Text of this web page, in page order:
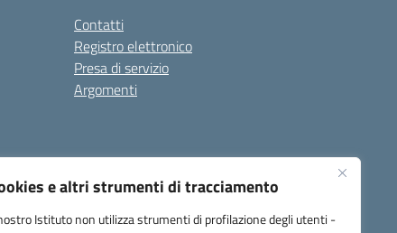
e altri strumenti di tracciamento
Istituto non utilizza strumenti di profilazione degli utenti -
Contatti
Registro elettronico
Presa di servizio
Argomenti